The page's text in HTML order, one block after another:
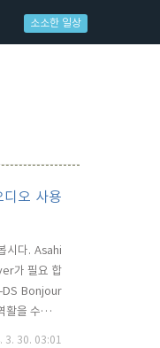
소소한 일상
오 사용
시다. Asahi
가 필요 합
DS Bonjour
을 수행하
에 UxPlay
3. 30. 03:01